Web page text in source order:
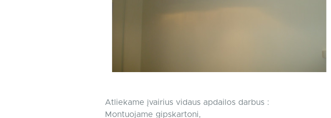
Atliekame įvairius vidaus apdailos darbus :
Montuojame gipskartoni,